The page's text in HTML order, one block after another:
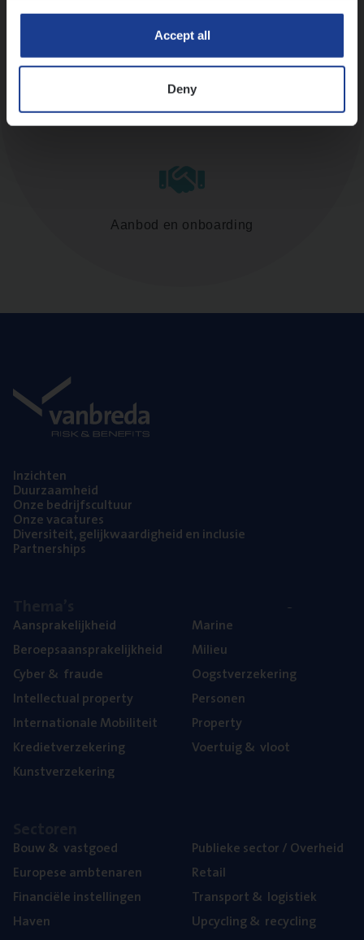
Accept all
Deny
Diepte-interview met leidinggevende
Aanbod en onboarding
Inzich­ten
Duur­zaam­heid
Onze bedrijfs­cul­tuur
Onze vaca­tu­res
Diver­si­teit, gelijk­waar­dig­heid en inclusie
Part­ner­ships
Aan­spra­ke­lijk­heid
Beroeps­aan­spra­ke­lijk­heid
Cyber& fraude
Intel­lec­tu­al property
Inter­na­ti­o­na­le Mobiliteit
Kre­diet­ver­ze­ke­ring
Kunst­ver­ze­ke­ring
Mari­ne
Mili­eu
Oogst­ver­ze­ke­ring
Per­so­nen
Pro­per­ty
Voer­tuig& vloot
Bouw& vastgoed
Euro­pe­se ambtenaren
Finan­ci­ë­le instellingen
Haven
Publie­ke sec­tor / Overheid
Retail
Trans­port& logistiek
Upcy­cling& recycling